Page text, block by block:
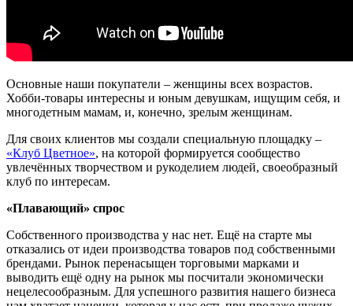
Основные наши покупатели – женщины всех возрастов.
Хобби-товары интересны и юным девушкам, ищущим себя, и
многодетным мамам, и, конечно, зрелым женщинам.
Для своих клиентов мы создали специальную площадку –
«Клуб Цветное», на которой формируется сообщество
увлечённых творчеством и рукоделием людей, своеобразный
клуб по интересам.
«Плавающий» спрос
Собственного производства у нас нет. Ещё на старте мы
отказались от идеи производства товаров под собственными
брендами. Рынок перенасыщен торговыми марками и
выводить ещё одну на рынок мы посчитали экономически
нецелесообразным. Для успешного развития нашего бизнеса